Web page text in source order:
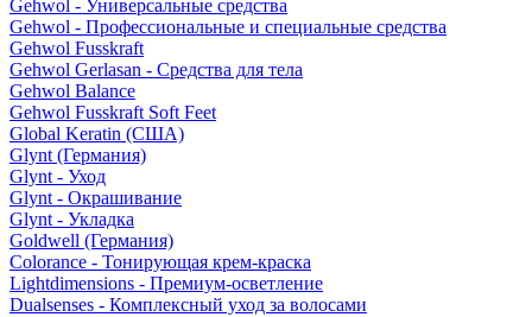
Gehwol - Универсальные средства
Gehwol - Профессиональные и специальные средства
Gehwol Fusskraft
Gehwol Gerlasan - Средства для тела
Gehwol Balance
Gehwol Fusskraft Soft Feet
Global Keratin (США)
Glynt (Германия)
Glynt - Уход
Glynt - Окрашивание
Glynt - Укладка
Goldwell (Германия)
Colorance - Тонирующая крем-краска
Lightdimensions - Премиум-осветление
Dualsenses - Комплексный уход за волосами